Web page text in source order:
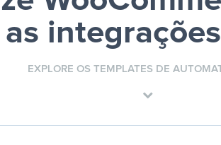
EXPLORE OS TEMPLATES DE